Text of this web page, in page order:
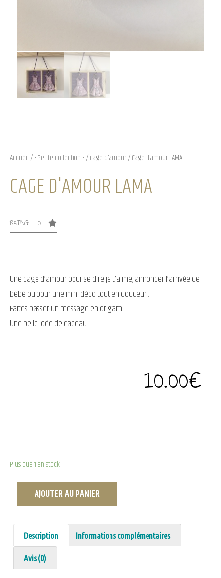
Accueil/• Petite collection •/cage d'amour/ Cage d’amour LAMA
CAGE D'AMOUR LAMA
RATING: 0
Une cage d’amour pour se dire je t’aime, annoncer l’arrivée de
bébé ou pour une mini déco tout en douceur…
Faites passer un message en origami !
Une belle idée de cadeau.
10.00€
Plus que 1 en stock
AJOUTER AU PANIER
Description Informations complémentaires
Avis (0)